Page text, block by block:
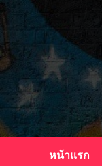
to
content
หน้าแรก